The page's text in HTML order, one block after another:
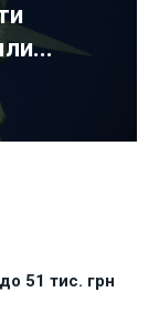
51 тис. грн